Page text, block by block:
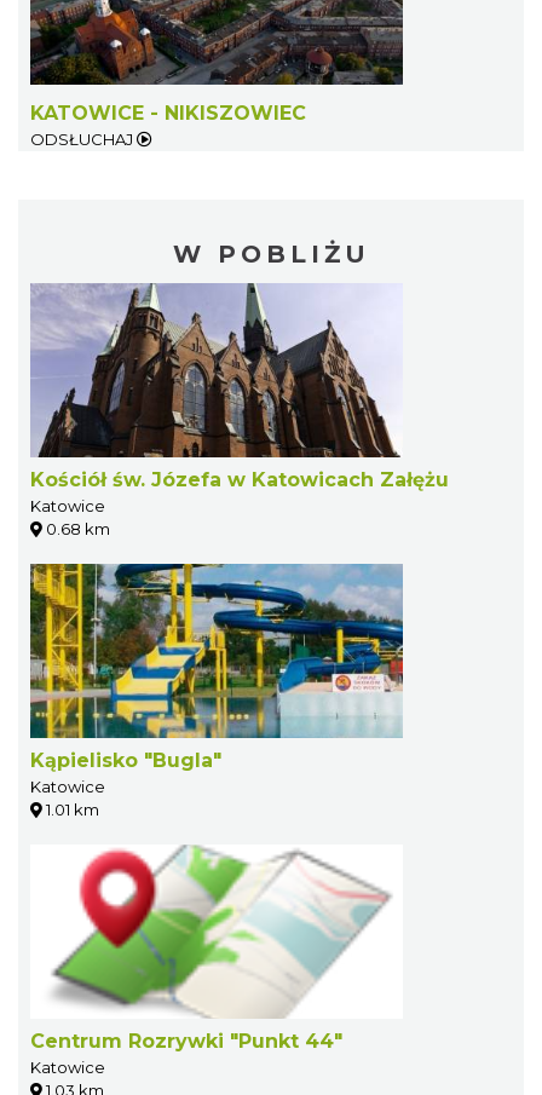
KATOWICE - NIKISZOWIEC
ODSŁUCHAJ
W POBLIŻU
Kościół św. Józefa w Katowicach Załężu
Katowice
0.68 km
Kąpielisko "Bugla"
Katowice
1.01 km
Centrum Rozrywki "Punkt 44"
Katowice
1.03 km